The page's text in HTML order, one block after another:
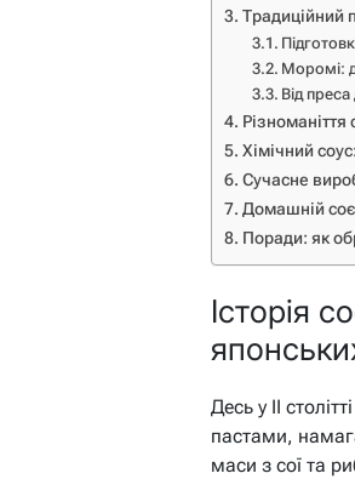
Традиційний
Моромі:
Від
Різноманіття
Хімічний
Сучасне
Домашній
Поради: як
Історія
Десь у II
пастами,
маси з сої та